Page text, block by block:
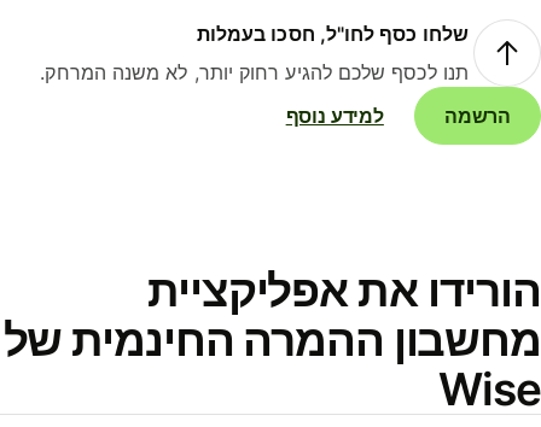
שלחו כסף לחו"ל, חסכו בעמלות
תנו לכסף שלכם להגיע רחוק יותר, לא משנה המרחק.
הרשמה
למידע נוסף
את אפליקציית
ההמרה החינמית של